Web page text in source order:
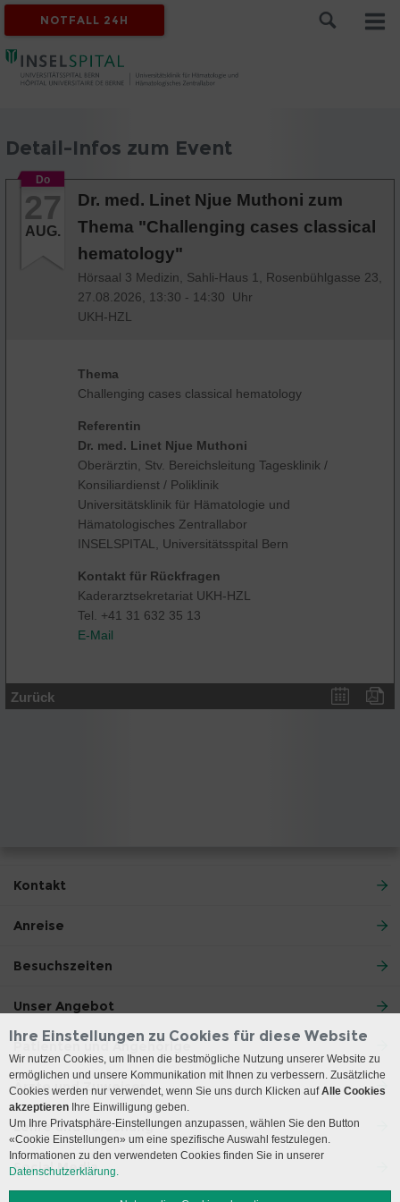
NOTFALL 24H
Detail-Infos zum Event
Do
27
AUG.
Dr. med. Linet Njue Muthoni zum
Thema "Challenging cases classical
hematology"
Hörsaal 3 Medizin, Sahli-Haus 1, Rosenbühlgasse 23,
27.08.2026, 13:30 - 14:30 Uhr
UKH-HZL
Thema
Challenging cases classical hematology
Referentin
Dr. med. Linet Njue Muthoni
Oberärztin, Stv. Bereichsleitung Tagesklinik /
Konsiliardienst / Poliklinik
Universitätsklinik für Hämatologie und
Hämatologisches Zentrallabor
INSELSPITAL, Universitätsspital Bern
Kontakt für Rückfragen
Kaderarztsekretariat UKH-HZL
Tel. +41 31 632 35 13
E-Mail
Zurück
Kontakt
Anreise
Besuchszeiten
Unser Angebot
Patienten und Angehörige
Ärzte und Zuweiser
Lehre und Forschung
Social Media
Ihre Einstellungen zu Cookies für diese Website
Wir nutzen Cookies, um Ihnen die bestmögliche Nutzung unserer Website zu
ermöglichen und unsere Kommunikation mit Ihnen zu verbessern. Zusätzliche
Cookies werden nur verwendet, wenn Sie uns durch Klicken aufAlle Cookies
akzeptieren Ihre Einwilligung geben.
Um Ihre Privatsphäre-Einstellungen anzupassen, wählen Sie den Button
«Cookie Einstellungen» um eine spezifische Auswahl festzulegen.
Informationen zu den verwendeten Cookies finden Sie in unserer
Datenschutzerklärung.